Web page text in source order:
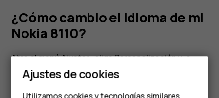
Smartphones
Teléfonos de gama
¿Cómo cambio el idioma de mi
Nokia 8110?
Abre el menúAjustes, eligePersonalizacióny, a
continuación,Idioma.
Ajustes de cookies
Utilizamos cookies y tecnologías similares